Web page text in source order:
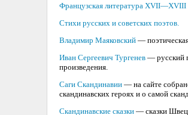
Французская литература XVII—XVIII
Стихи русских и советских поэтов.
Владимир Маяковский —
Иван Сергеевич Тургенев — русский
произведения.
Саги Скандинавии — на сайте
скандинавских героях и о самой
Скандинавские сказки — сказки